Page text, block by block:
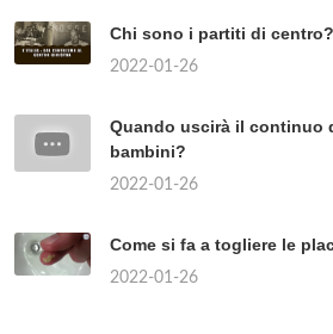
Chi sono i partiti di centro?
2022-01-26
Quando uscirà il continuo
bambini?
2022-01-26
Come si fa a togliere le
2022-01-26